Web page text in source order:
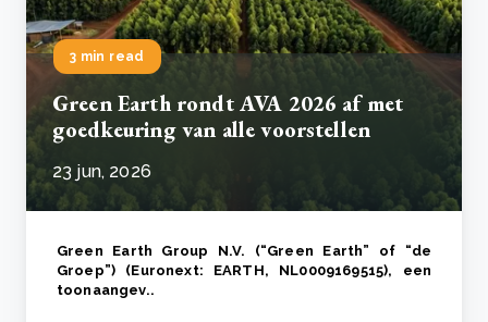
3 min read
Green Earth rondt AVA 2026 af met
goedkeuring van alle voorstellen
23 jun, 2026
Green Earth Group N.V. (“Green Earth” of “de
Groep”) (Euronext: EARTH, NL0009169515), een
toonaangev..